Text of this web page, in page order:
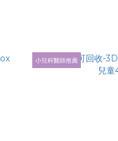
小兒科醫師推薦